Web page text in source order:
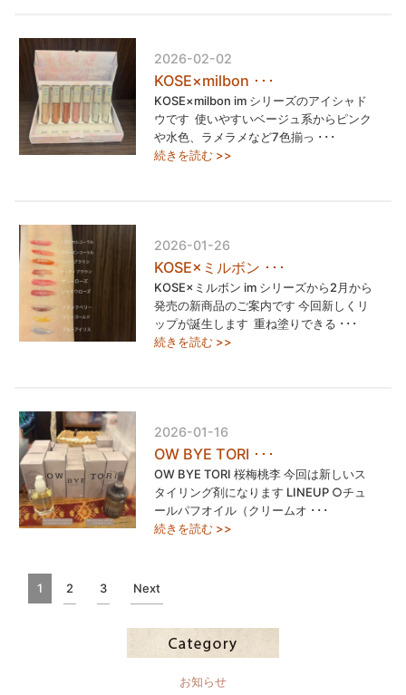
2026-02-02
KOSE×milbon ･･･
KOSE×milbon im シリーズのアイシャド
ウです ⁡ 使いやすいベージュ系からピンク
や水色、ラメラメなど7色揃っ ･･･
続きを読む >>
2026-01-26
KOSE×ミルボン ･･･
KOSE×ミルボン im シリーズから2月から
発売の新商品のご案内です 今回新しくリ
ップが誕生します ⁡ 重ね塗りできる ･･･
続きを読む >>
2026-01-16
OW BYE TORI ･･･
OW BYE TORI 桜梅桃李 今回は新しいス
タイリング剤になります LINEUP︎ ○チュ
ールパフオイル（クリームオ ･･･
続きを読む >>
1 2 3 Next
お知らせ